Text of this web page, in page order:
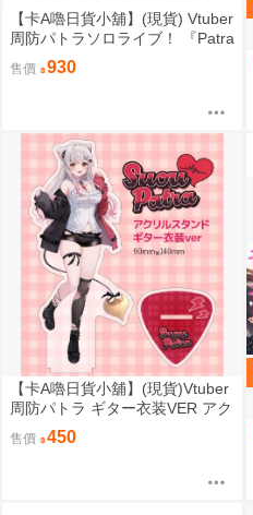
【卡A嚕日貨小舖】(現貨) Vtuber
周防パトラソロライブ！ 『Patra
Suou Sololive kawaii holic shibu
ya”』 B2掛軸
售價 930
【卡A嚕日貨小舖】(現貨)Vtuber
周防パトラ ギター衣装VER アク
リルスタンド 壓克力立牌
售價 450